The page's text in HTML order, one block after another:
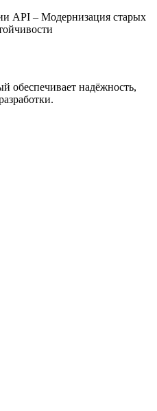
API – Модернизация старых
обеспечивает надёжность,